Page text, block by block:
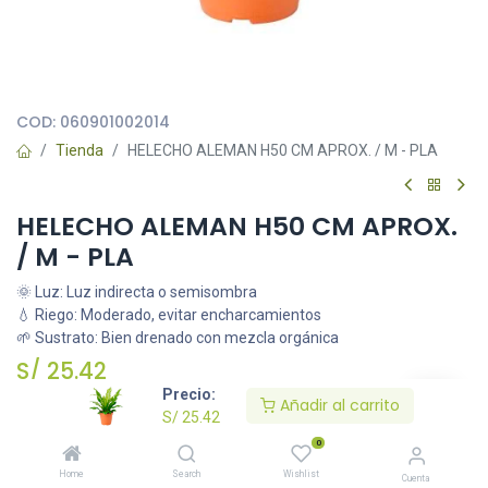
Precio:
S/ 25.42
Añadir al carrito
Home Search
0
Wishlist Cuenta
COD: 060901002014
Tienda HELECHO ALEMAN H50 CM APROX. / M - PLA
HELECHO ALEMAN H50 CM APROX.
/ M - PLA
🌞 Luz: Luz indirecta o semisombra
💧 Riego: Moderado, evitar encharcamientos
🌱 Sustrato: Bien drenado con mezcla orgánica
S/ 25.42
Añadir al carrito